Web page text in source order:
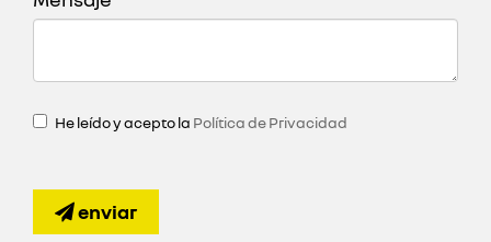
He leído y acepto la Política de Privacidad
enviar